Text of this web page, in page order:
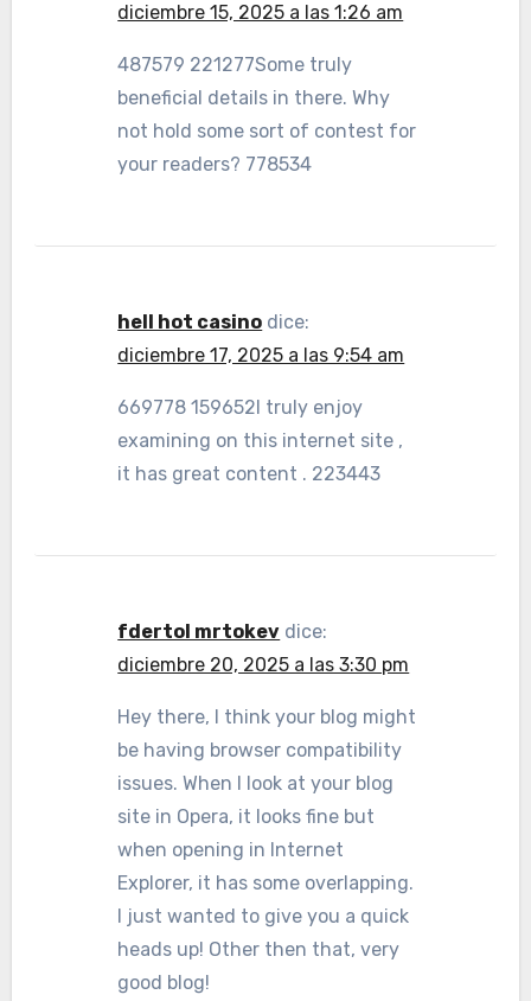
diciembre 15, 2025 a las 1:26 am
487579 221277Some truly
beneficial details in there. Why
not hold some sort of contest for
your readers? 778534
hell hot casino dice:
diciembre 17, 2025 a las 9:54 am
669778 159652I truly enjoy
examining on this internet site ,
it has great content . 223443
fdertol mrtokev dice:
diciembre 20, 2025 a las 3:30 pm
Hey there, I think your blog might
be having browser compatibility
issues. When I look at your blog
site in Opera, it looks fine but
when opening in Internet
Explorer, it has some overlapping.
I just wanted to give you a quick
heads up! Other then that, very
good blog!